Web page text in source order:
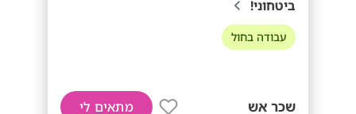
ביטחוני!
עבודה בחול
שכר אש מתאים לי